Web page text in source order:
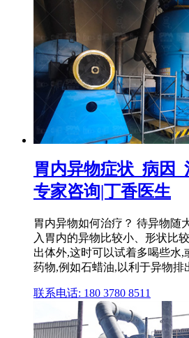
胃内异物症状_病因_
专家咨询|丁香医生
胃内异物如何治疗？ 待异物随
入胃内的异物比较小、形状比
出体外,这时可以试着多喝些水
药物,例如石蜡油,以利于异物排
联系电话: 180 3780 8511